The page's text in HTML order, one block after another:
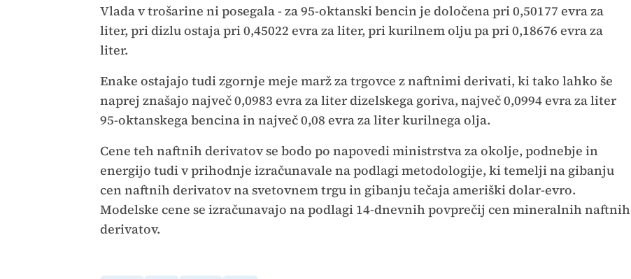
Vlada v trošarine ni posegala - za 95-oktanski bencin je določena pri 0,50177 evra za
liter, pri dizlu ostaja pri 0,45022 evra za liter, pri kurilnem olju pa pri 0,18676 evra za
liter.
Enake ostajajo tudi zgornje meje marž za trgovce z naftnimi derivati, ki tako lahko še
naprej znašajo največ 0,0983 evra za liter dizelskega goriva, največ 0,0994 evra za liter
95-oktanskega bencina in največ 0,08 evra za liter kurilnega olja.
Cene teh naftnih derivatov se bodo po napovedi ministrstva za okolje, podnebje in
energijo tudi v prihodnje izračunavale na podlagi metodologije, ki temelji na gibanju
cen naftnih derivatov na svetovnem trgu in gibanju tečaja ameriški dolar-evro.
Modelske cene se izračunavajo na podlagi 14-dnevnih povprečij cen mineralnih naftnih
derivatov.